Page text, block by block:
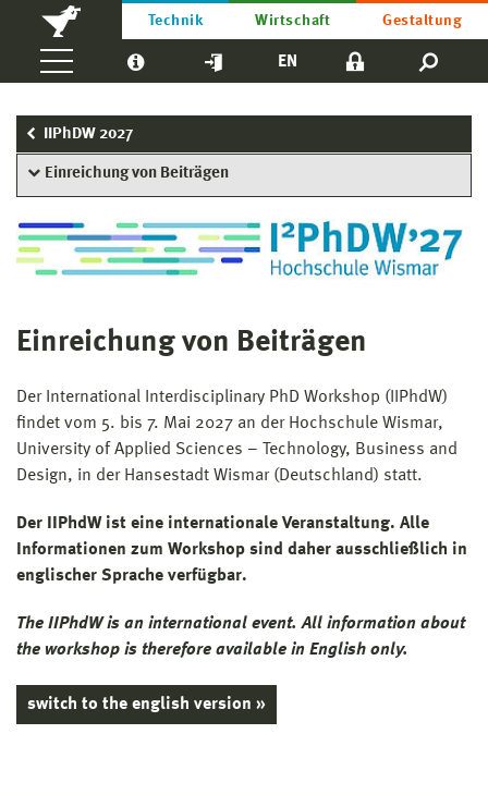
Technik Wirtschaft Gestaltung
EN
IIPhDW 2027
Einreichung von Beiträgen
Einreichung von Beiträgen
Der International Interdisciplinary PhD Workshop (IIPhdW)
findet vom 5. bis 7. Mai 2027 an der Hochschule Wismar,
University of Applied Sciences – Technology, Business and
Design, in der Hansestadt Wismar (Deutschland) statt.
Der IIPhdW ist eine internationale Veranstaltung. Alle
Informationen zum Workshop sind daher ausschließlich in
englischer Sprache verfügbar.
The IIPhdW is an international event. All information about
the workshop is therefore available in English only.
switch to the english version »